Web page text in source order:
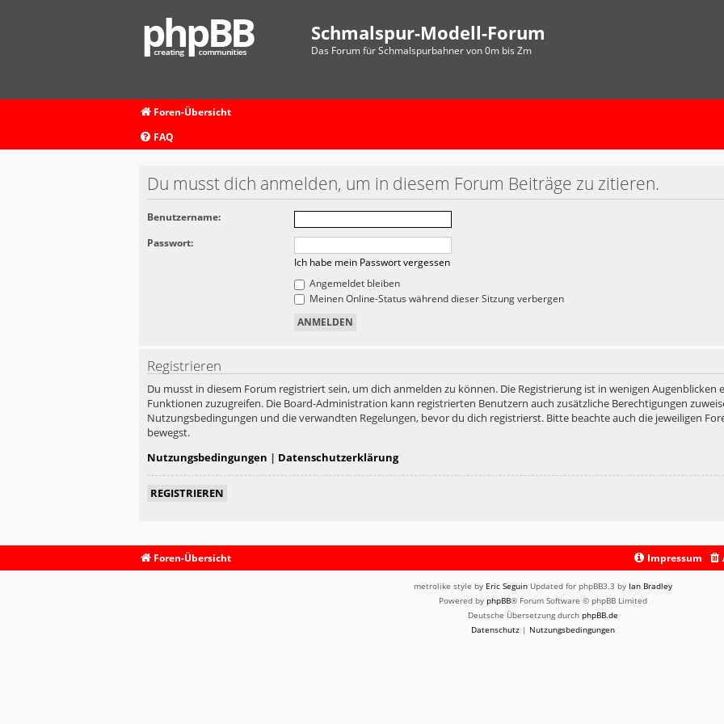
Schmalspur-Modell-Forum
Das Forum für Schmalspurbahner von 0m bis Zm
Foren-Übersicht
FAQ
Du musst dich anmelden, um in diesem Forum Beiträge zu zitieren.
Benutzername:
Passwort:
Ich habe mein Passwort vergessen
Angemeldet bleiben
Meinen Online-Status während dieser Sitzung verbergen
Registrieren
Du musst in diesem Forum registriert sein, um dich anmelden zu können. Die Registrierung ist in wenigen
Funktionen zuzugreifen. Die Board-Administration kann registrierten Benutzern auch zusätzliche Berechtigungen
Nutzungsbedingungen und die verwandten Regelungen, bevor du dich registrierst. Bitte beachte auch die jeweiligen
bewegst.
Nutzungsbedingungen | Datenschutzerklärung
REGISTRIEREN
Foren-Übersicht Impressum
metrolike style by Eric Seguin Updated for phpBB3.3 by Ian Bradley
Powered by phpBB® Forum Software © phpBB Limited
Deutsche Übersetzung durch phpBB.de
Datenschutz | Nutzungsbedingungen